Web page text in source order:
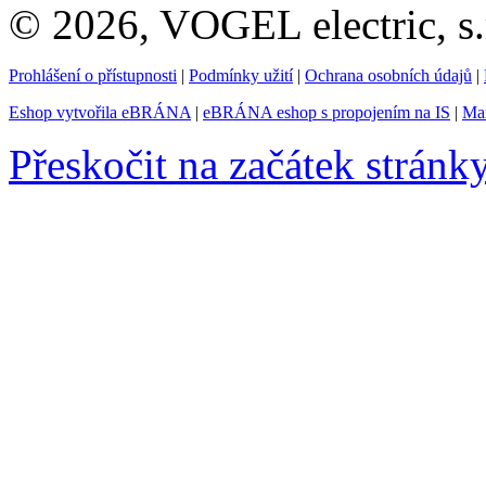
© 2026, VOGEL electric,
Prohlášení o přístupnosti | Podmínky užití| Ochrana osobních údajů |
Eshop vytvořila eBRÁNA | eBRÁNA eshop s propojením na IS |
Přeskočit na začátek